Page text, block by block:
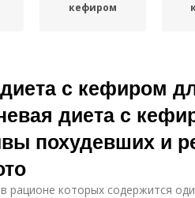
кефиром
с кефиром
диета с
похудевших и
рационе которых содержится